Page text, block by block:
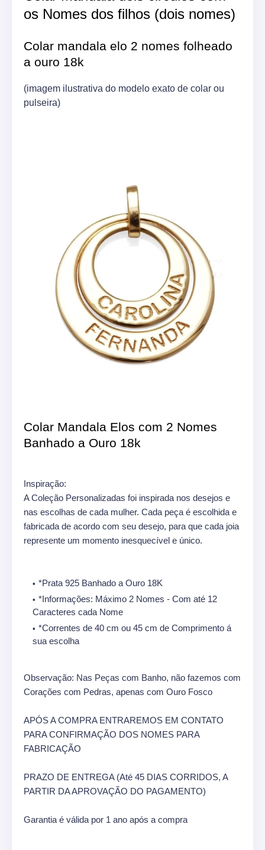
os Nomes dos filhos (dois nomes)
Colar mandala elo 2 nomes folheado
a ouro 18k
(imagem ilustrativa do modelo exato de colar ou
pulseira)
Colar Mandala Elos com 2 Nomes
Banhado a Ouro 18k
Inspiração:
A Coleção Personalizadas foi inspirada nos desejos e
nas escolhas de cada mulher. Cada peça é escolhida e
fabricada de acordo com seu desejo, para que cada joia
represente um momento inesquecível e único.
*Prata 925 Banhado a Ouro 18K
*Informações: Máximo 2 Nomes - Com até 12
Caracteres cada Nome
*Correntes de 40 cm ou 45 cm de Comprimento á
sua escolha
Observação: Nas Peças com Banho, não fazemos com
Corações com Pedras, apenas com Ouro Fosco
APÓS A COMPRA ENTRAREMOS EM CONTATO
PARA CONFIRMAÇÃO DOS NOMES PARA
FABRICAÇÃO
PRAZO DE ENTREGA (Até 45 DIAS CORRIDOS, A
PARTIR DA APROVAÇÃO DO PAGAMENTO)
Garantia é válida por 1 ano após a compra